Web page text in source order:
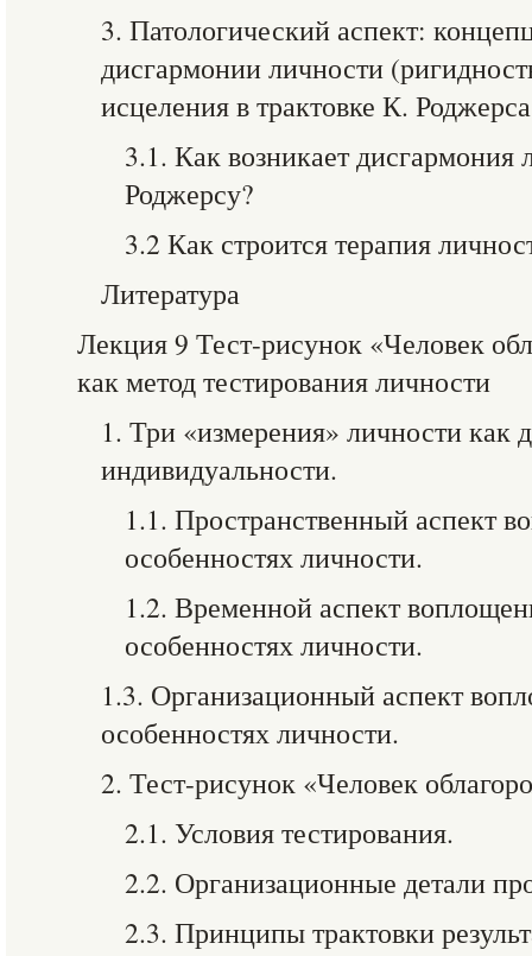
3. Патологический аспект:
дисгармонии личности
исцеления в трактовке К.
3.1. Как возникает дисгармония
Роджерсу?
3.2 Как строится терапия
Литература
Лекция 9 Тест-рисунок «Человек
как метод тестирования личности
1. Три «измерения» личности как
индивидуальности.
1.1. Пространственный аспект
особенностях личности.
1.2. Временной аспект
особенностях личности.
1.3. Организационный аспект
особенностях личности.
2. Тест-рисунок «Человек
2.1. Условия тестирования.
2.2. Организационные детали
2.3. Принципы трактовки